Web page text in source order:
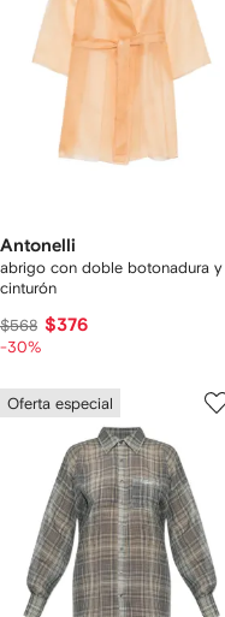
Antonelli
abrigo con doble botonadura y
cinturón
$568 $376
-30%
Oferta especial